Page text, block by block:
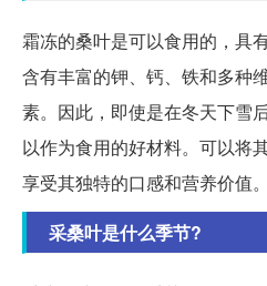
霜冻的桑叶是可以食用的，具
含有丰富的钾、钙、铁和多种
素。因此，即使是在冬天下雪
以作为食用的好材料。可以将
享受其独特的口感和营养价值。
采桑叶是什么季节?